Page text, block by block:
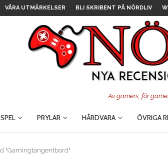
VÅRA UTMÄRKELSER BLI SKRIBENT PÅ NÖRDLIV
Av gamers, för
SPEL PRYLAR HÅRDVARA ÖVRIGA
"Gamingtangentbord"